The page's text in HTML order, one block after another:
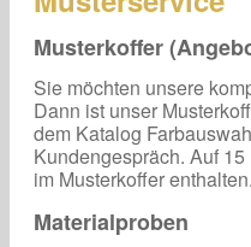
Musterkoffer
Sie möchten unsere
Dann ist unser
dem Katalog
Kundengespräch. Auf
im Musterkoffer enthalten.
Materialproben